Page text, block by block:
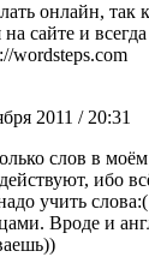
онлайн, так
сайте и
wordsteps.com
2011 / 20:31
слов в
ибо
учить
Вроде и